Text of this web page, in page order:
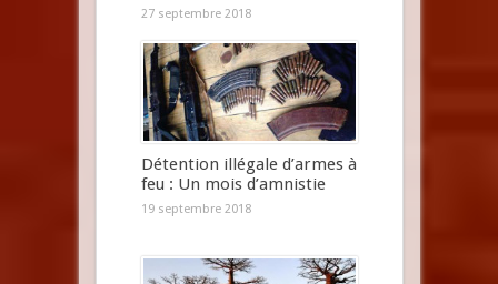
27 septembre 2018
Détention illégale d’armes à
feu : Un mois d’amnistie
19 septembre 2018